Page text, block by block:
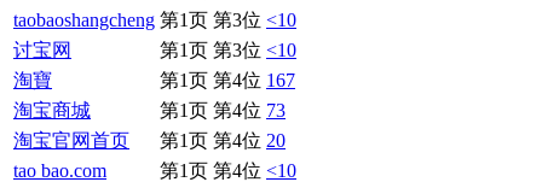
taobaoshangcheng 第1页 第3位 <10
讨宝网
第1页 第3位 <10
淘寶
第1页 第4位 167
淘宝商城
第1页 第4位 73
淘宝官网首页
第1页 第4位 20
tao bao.com
第1页 第4位 <10